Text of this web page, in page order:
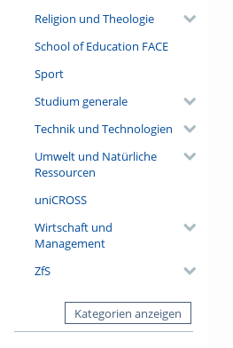
Religion und Theologie
School of Education FACE
Sport
Studium generale
Technik und Technologien
Umwelt und Natürliche
Ressourcen
uniCROSS
Wirtschaft und
Management
ZfS
Kategorien anzeigen